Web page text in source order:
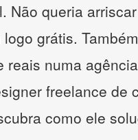
Não queria
grátis.
reais numa
freelance de
como ele